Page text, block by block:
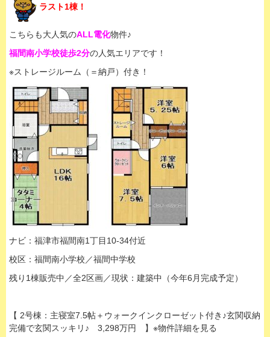
ラスト1棟！
こちらも大人気のALL電化物件♪
福間南小学校徒歩2分の人気エリアです！
※ストレージルーム（＝納戸）付き！
ナビ：福津市福間南1丁目10-34付近
校区：福間南小学校／福間中学校
残り1棟販売中／全2区画／現状：建築中（今年6月完成予定）
【 2号棟：主寝室7.5帖＋ウォークインクローゼット付き♪玄関収納
完備で玄関スッキリ♪ 3,298万円 】※物件詳細を見る